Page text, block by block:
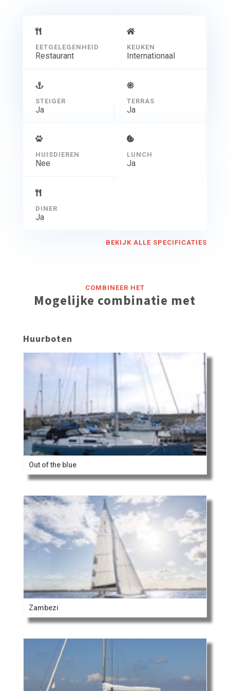
EETGELEGENHEID
Restaurant
KEUKEN
Internationaal
STEIGER
Ja
TERRAS
Ja
HUISDIEREN
Nee
LUNCH
Ja
DINER
Ja
BEKIJK ALLE SPECIFICATIES
COMBINEER HET
Mogelijke combinatie met
Huurboten
Out of the blue
Zambezi